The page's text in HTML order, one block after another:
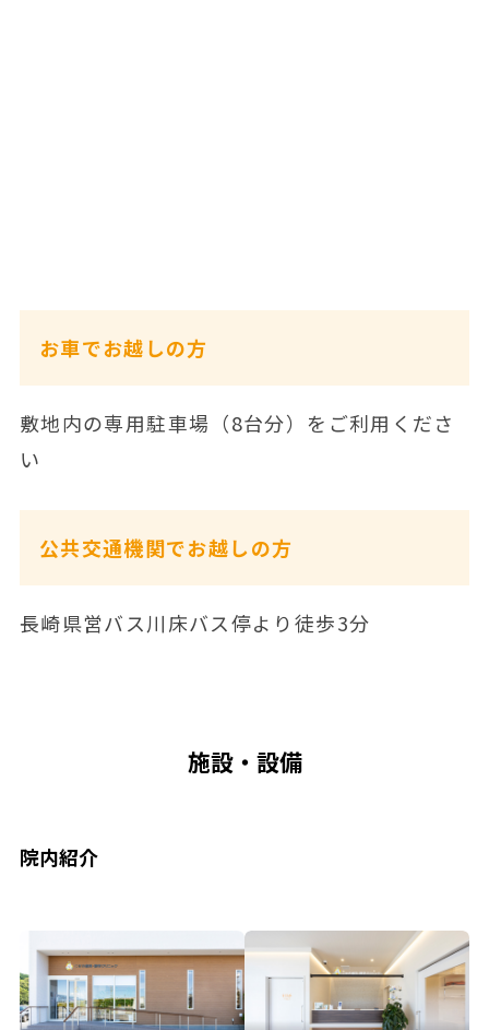
お車でお越しの方
敷地内の専用駐車場（8台分）をご利用くださ
い
公共交通機関でお越しの方
長崎県営バス川床バス停より徒歩3分
施設・設備
院内紹介